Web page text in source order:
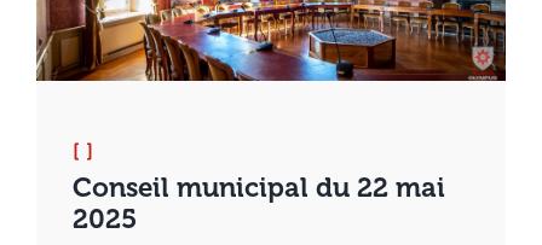
[ ]
Conseil municipal du 22 mai
2025